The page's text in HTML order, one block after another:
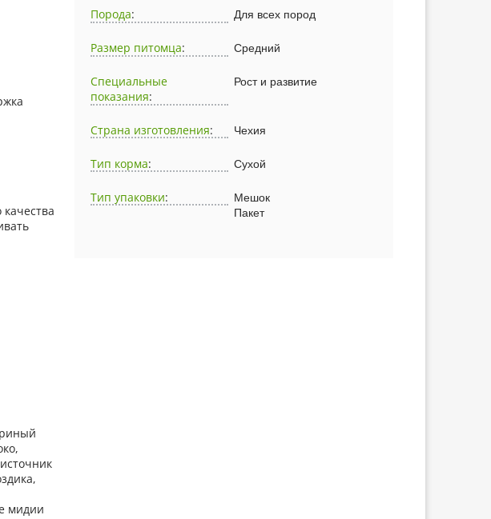
мидии
Порода: Для всех пород
Размер питомца: Средний
Специальные
показания:
Рост и развитие
Страна изготовления: Чехия
Тип корма: Сухой
Тип упаковки:
Мешок
Пакет